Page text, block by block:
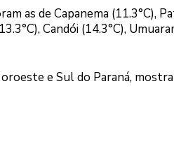
as de Capanema (11.3°C),
Candói (14.3°C),
e Sul do Paraná,